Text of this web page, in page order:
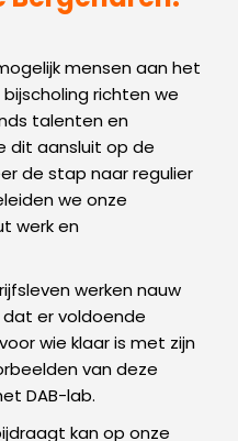
mensen aan het
richten we
talenten en
dit aansluit op de
de stap naar regulier
we onze
werk en
werken nauw
er voldoende
wie klaar is met zijn
van deze
DAB-lab.
kan op onze